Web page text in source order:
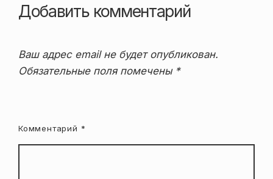
Добавить комментарий
Ваш адрес email не будет опубликован.
Обязательные поля помечены *
Комментарий *